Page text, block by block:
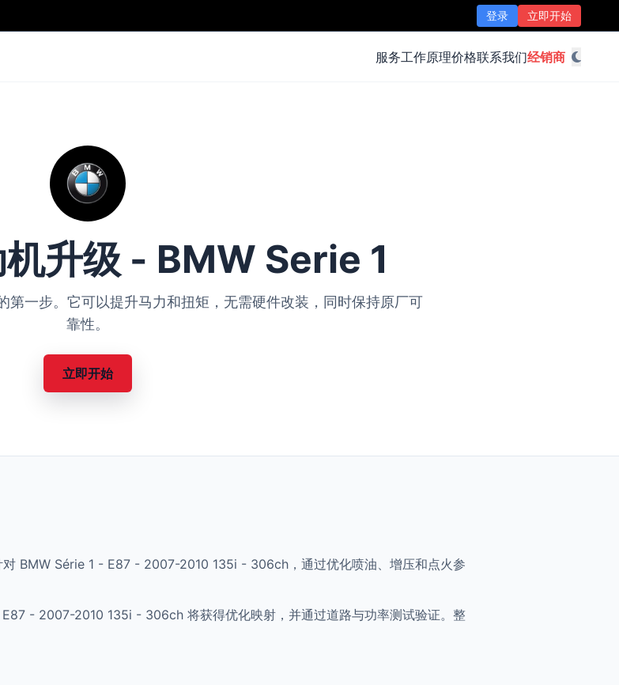
登录 立即开始
服务工作原理价格联系我们经销商
升级 - BMW Serie 1
第一步。它可以提升马力和扭矩，无需硬件改装，同时保持原厂可
靠性。
立即开始
BMW Série 1 - E87 - 2007-2010 135i - 306ch，通过优化喷油、增压和点火参
- 2007-2010 135i - 306ch 将获得优化映射，并通过道路与功率测试验证。整